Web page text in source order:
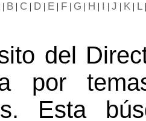
| B| C| D| E| F| G | H | I | J | K | L
del
por
Esta